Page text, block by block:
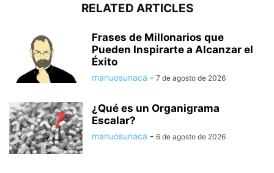
RELATED ARTICLES
Frases de Millonarios que
Pueden Inspirarte a Alcanzar el
Éxito
manuosunaca - 7 de agosto de 2026
¿Qué es un Organigrama
Escalar?
manuosunaca - 6 de agosto de 2026